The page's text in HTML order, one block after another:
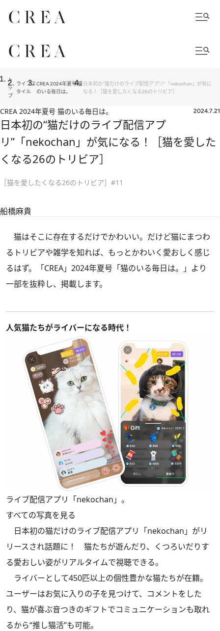
ト
ッ
プ
ライフス
タイル
CREA 2024年夏号 猫
のいる毎日は。
日本初の“猫だけのライブ配信アプリ”「nekochan」が気に
なる！［猫を愛したくなる26のトリビア］
CREA 2024年夏号 猫のいる毎日は。 2024.7.21
日本初の“猫だけのライブ配信アプ
リ”「nekochan」が気になる！［猫を愛した
くなる26のトリビア］
［猫を愛したくなる26のトリビア］#11
船橋麻貴
猫はそこに存在するだけでかわいい。だけど猫にまつわ
るトリビアや雑学を知れば、もっとかわいく愛おしく感じ
るはず。
「CREA」2024年夏号 「猫のいる毎日は。」より
一部を抜粋し、掲載します。
人気猫たちがライバーになる時代！
ライブ配信アプリ「nekochan」。
すべての写真を見る
日本初の猫だけのライブ配信アプリ「nekochan」がリ
リースされ話題に！ 猫たちが遊んだり、くつろいだりす
る愛おしい姿がリアルタイムで視聴できる。
ライバーとして450匹以上の個性豊かな猫たちが在籍。
ユーザーはお気に入りの子を見つけて、コメントをした
り、猫が喜ぶ音つきのギフトでコミュニケーションも取れ
るから“推し猫活”も可能。